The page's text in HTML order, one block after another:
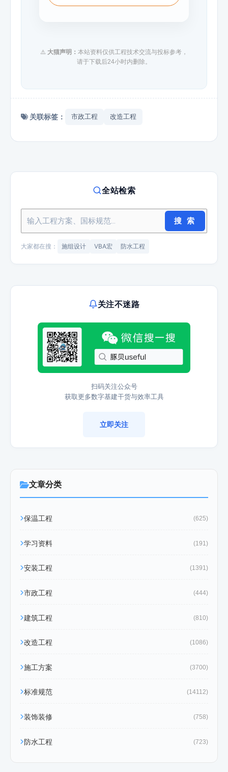
⚠️ 大猫声明： 本站资料仅供工程技术交流与投标参考，
请于下载后24小时内删除。
关联标签： 市政工程 改造工程
全站检索
搜 索
大家都在搜： 施组设计 VBA宏 防水工程
关注不迷路
扫码关注公众号
获取更多数字基建干货与效率工具
立即关注
文章分类
保温工程 (625)
学习资料 (191)
安装工程 (1391)
市政工程 (444)
建筑工程 (810)
改造工程 (1086)
施工方案 (3700)
标准规范 (14112)
装饰装修 (758)
防水工程 (723)